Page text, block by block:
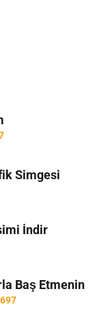
Simgesi
İndir
Baş Etmenin